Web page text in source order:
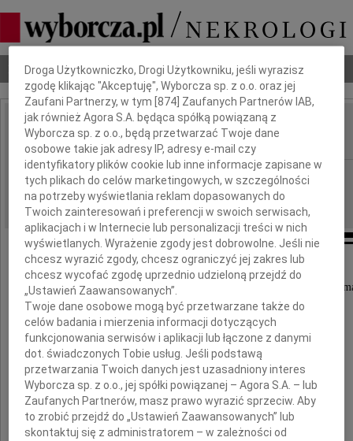
Nekrologi Odeszli Poradnik pogrzebowy
IMIĘ I NAZWISKO: Marcin Pawlak
REGION: Kraków
DATA EMISJI: 14.01.2015
Z wielkim smutkiem przyjąłem wiadomość, że
Marcin Pawlak
Burmistrz Dobczyc,
Dbamy o Twoją prywatność
Droga Użytkowniczko, Drogi Użytkowniku, jeśli wyrazisz
zgodę klikając "Akceptuję", Wyborcza sp. z o.o. oraz jej
Zaufani Partnerzy, w tym [874 ] Zaufanych Partnerów IAB,
jak również Agora S.A. będąca spółką powiązaną z
Wyborcza sp. z o.o., będą przetwarzać Twoje dane
osobowe takie jak adresy IP, adresy e-mail czy
identyfikatory plików cookie lub inne informacje zapisane w
tych plikach do celów marketingowych, w szczególności
na potrzeby wyświetlania reklam dopasowanych do
Twoich zainteresowań i preferencji w swoich serwisach,
aplikacjach i w Internecie lub personalizacji treści w nich
wyświetlanych. Wyrażenie zgody jest dobrowolne. Jeśli nie
chcesz wyrazić zgody, chcesz ograniczyć jej zakres lub
chcesz wycofać zgodę uprzednio udzieloną przejdź do
„Ustawień Zaawansowanych”.
Twoje dane osobowe mogą być przetwarzane także do
celów badania i mierzenia informacji dotyczących
funkcjonowania serwisów i aplikacji lub łączone z danymi
dot. świadczonych Tobie usług. Jeśli podstawą
przetwarzania Twoich danych jest uzasadniony interes
Wyborcza sp. z o.o., jej spółki powiązanej – Agora S.A. – lub
Zaufanych Partnerów, masz prawo wyrazić sprzeciw. Aby
to zrobić przejdź do „Ustawień Zaawansowanych” lub
skontaktuj się z administratorem – w zależności od